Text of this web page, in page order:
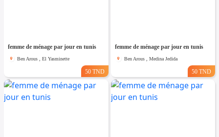
femme de ménage par jour en tunis
Ben Arous , El Yasminette
50 TND
femme de ménage par jour en tunis
Ben Arous , Medina Jedida
50 TND